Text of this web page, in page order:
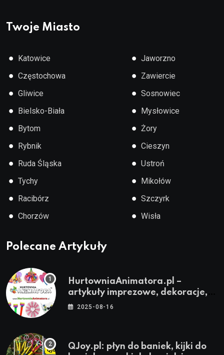
Twoje Miasto
● Katowice
● Częstochowa
● Gliwice
● Bielsko-Biała
● Bytom
● Rybnik
● Ruda Śląska
● Tychy
● Racibórz
● Chorzów
● Jaworzno
● Zawiercie
● Sosnowiec
● Mysłowice
● Żory
● Cieszyn
● Ustroń
● Mikołów
● Szczyrk
● Wisła
Polecane Artykuły
HurtowniaAnimatora.pl –
artykuły imprezowe, dekoracje,
stroje i akcesoria dla animatorów
2025-08-16
QJoy.pl: płyn do baniek, kijki do